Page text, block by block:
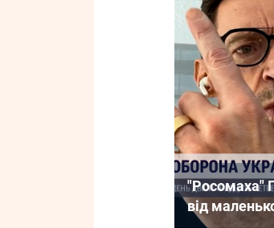
"Росомаха"
від